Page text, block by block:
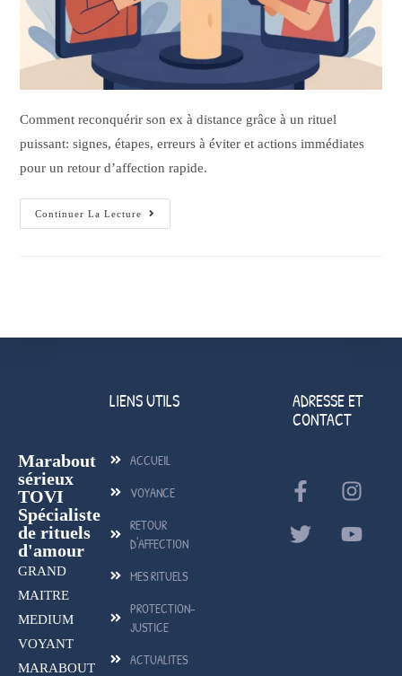
Comment reconquérir son ex à distance grâce à un rituel
puissant: signes, étapes, erreurs à éviter et actions immédiates
pour un retour d’affection rapide.
Continuer La Lecture
Marabout
sérieux
TOVI
Spécialiste
de rituels
d'amour
GRAND
MAITRE
MEDIUM
VOYANT
MARABOUT
LIENS UTILS
ACCUEIL
VOYANCE
RETOUR
D'AFFECTION
MES RITUELS
PROTECTION-
JUSTICE
ACTUALITES
ADRESSE ET
CONTACT